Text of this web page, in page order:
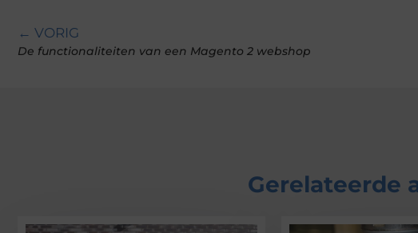
← VORIG
De functionaliteiten van een Magento 2 webshop
Gerelateerde